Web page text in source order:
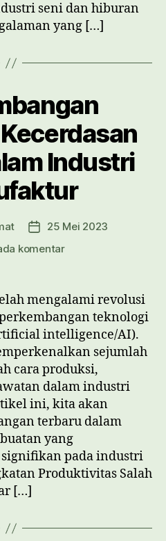
seni dan hiburan
yang […]
Industri
Post
date
25 Mei 2023
komentarpada
Kecerdasan
dalam
Industri
Manufaktur
mengalami revolusi
teknologi
intelligence/AI).
sejumlah
cara produksi,
dalam industri
ini, kita akan
terbaru dalam
yang
pada industri
Produktivitas Salah
[…]